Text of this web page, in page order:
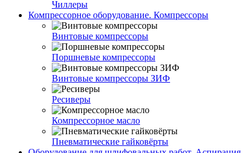
Чиллеры
Компрессорное оборудование. Компрессоры
Винтовые компрессоры
Поршневые компрессоры
Винтовые компрессоры ЗИФ
Ресиверы
Компрессорное масло
Пневматические гайковёрты